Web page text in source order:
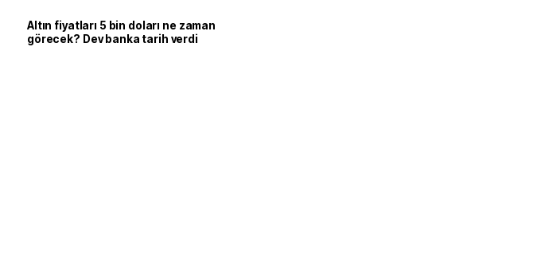
Altın fiyatları 5 bin doları ne zaman
görecek? Dev banka tarih verdi